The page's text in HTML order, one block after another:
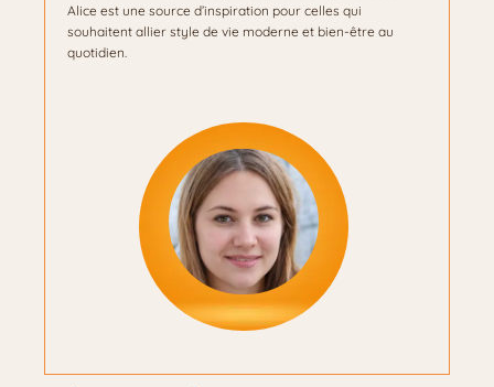
Alice est une source d’inspiration pour celles qui
souhaitent allier style de vie moderne et bien-être au
quotidien.